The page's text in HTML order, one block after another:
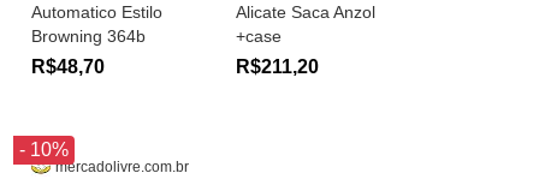
Automatico Estilo
Browning 364b
R$48,70
Alicate Saca Anzol
+case
R$211,20
- 10%
mercadolivre.com.br